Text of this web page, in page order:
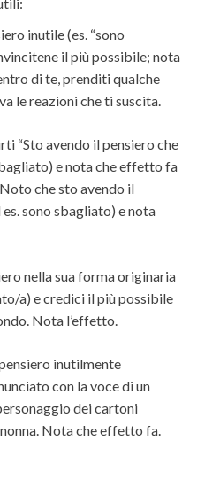
inutile (es. “sono
il più possibile; nota
di te, prenditi qualche
le reazioni che ti suscita.
“Sto avendo il pensiero che
e nota che effetto fa
che sto avendo il
sono sbagliato) e nota
nella sua forma originaria
a) e credici il più possibile
Nota l’effetto.
inutilmente
con la voce di un
dei cartoni
Nota che effetto fa.